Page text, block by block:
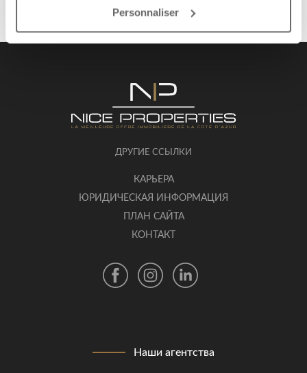
Personnaliser
ДРУГИЕ ССЫЛКИ
КАРЬЕРА
ЮРИДИЧЕСКАЯ ИНФОРМАЦИЯ
ПЛАН САЙТА
КОНТАКТ
Наши агентства